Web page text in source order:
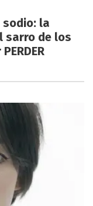
sodio: la
sarro de los